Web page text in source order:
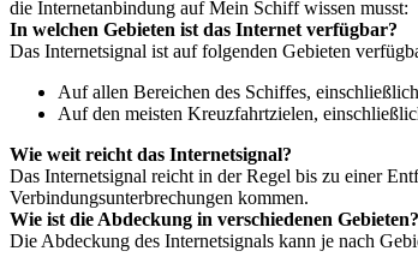
die Internetanbindung auf Mein Schiff wissen musst:
In welchen Gebieten ist das Internet verfügbar?
Das Internetsignal ist auf folgenden Gebieten
Auf allen Bereichen des Schiffes,
Auf den meisten Kreuzfahrtzielen,
Wie weit reicht das Internetsignal?
Das Internetsignal reicht in der Regel bis zu einer
Verbindungsunterbrechungen kommen.
Wie ist die Abdeckung in verschiedenen Gebieten?
Die Abdeckung des Internetsignals kann je nach